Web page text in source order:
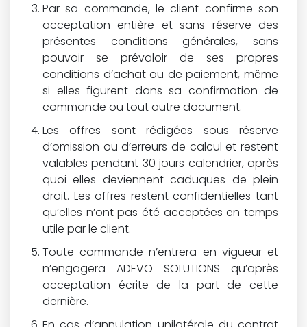
Par sa commande, le client confirme son
acceptation entière et sans réserve des
présentes conditions générales, sans
pouvoir se prévaloir de ses propres
conditions d’achat ou de paiement, même
si elles figurent dans sa confirmation de
commande ou tout autre document.
Les offres sont rédigées sous réserve
d’omission ou d’erreurs de calcul et restent
valables pendant 30 jours calendrier, après
quoi elles deviennent caduques de plein
droit. Les offres restent confidentielles tant
qu’elles n’ont pas été acceptées en temps
utile par le client.
Toute commande n’entrera en vigueur et
n’engagera ADEVO SOLUTIONS qu’après
acceptation écrite de la part de cette
dernière.